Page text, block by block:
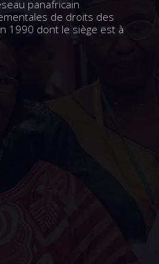
panafricain
de droits des
1990 dont le siège est à